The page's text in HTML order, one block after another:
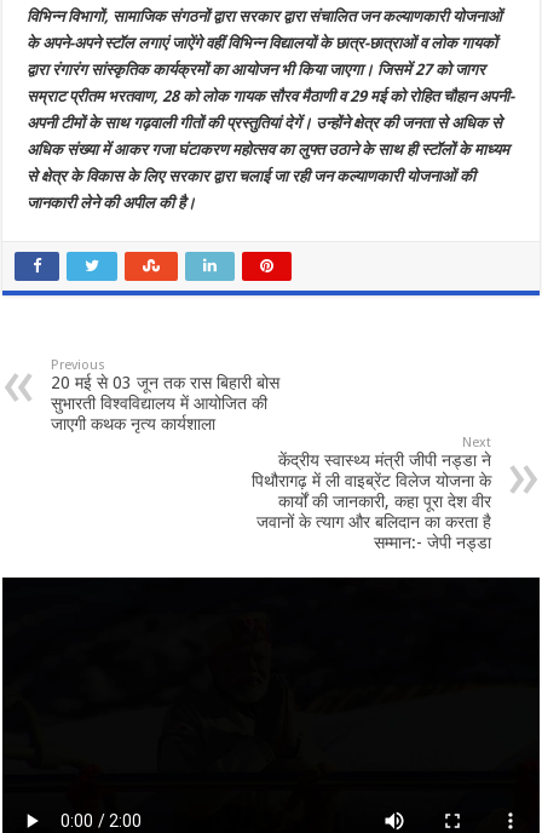
गायक
देंगे
अपनी
अपनी
प्रस्तुतियां
विभिन्न विभागों, सामाजिक संगठनों द्वारा सरकार द्वारा संचालित जन कल्याणकारी योजनाओं
के अपने-अपने स्टॉल लगाएं जाऐंगे वहीं विभिन्न विद्यालयों के छात्र-छात्राओं व लोक गायकों
द्वारा रंगारंग सांस्कृतिक कार्यक्रमों का आयोजन भी किया जाएगा। जिसमें 27 को जागर
सम्राट प्रीतम भरतवाण, 28 को लोक गायक सौरव मैठाणी व 29 मई को रोहित चौहान अपनी-
अपनी टीमों के साथ गढ़वाली गीतों की प्रस्तुतियां देगें। उन्होंने क्षेत्र की जनता से अधिक से
अधिक संख्या में आकर गजा घंटाकरण महोत्सव का लुफ्त उठाने के साथ ही स्टॉलों के माध्यम
से क्षेत्र के विकास के लिए सरकार द्वारा चलाई जा रही जन कल्याणकारी योजनाओं की
जानकारी लेने की अपील की है।
Previous
20 मई से 03 जून तक रास बिहारी बोस
सुभारती विश्वविद्यालय में आयोजित की
जाएगी कथक नृत्य कार्यशाला
Next
केंद्रीय स्वास्थ्य मंत्री जीपी नड्डा ने
पिथौरागढ़ में ली वाइब्रेंट विलेज योजना के
कार्यों की जानकारी, कहा पूरा देश वीर
जवानों के त्याग और बलिदान का करता है
सम्मान:- जेपी नड्डा